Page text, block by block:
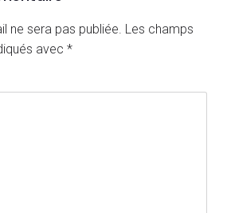
ne sera pas publiée. Les champs
avec *